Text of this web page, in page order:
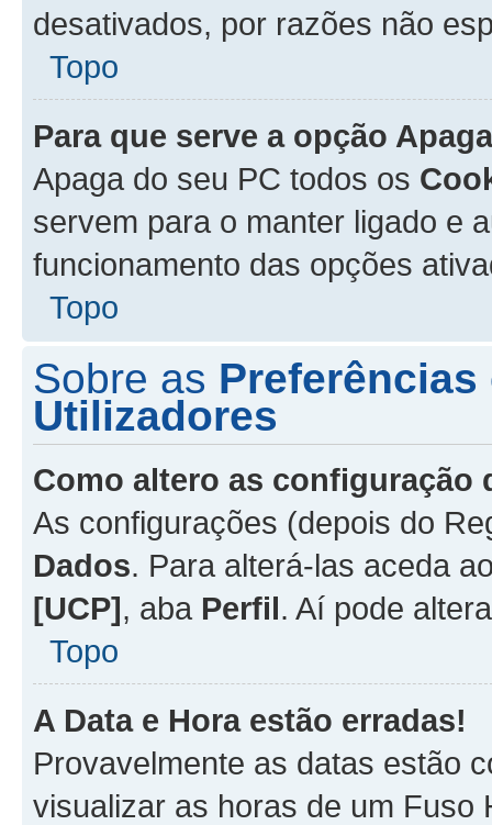
desativados, por razões não
Topo
Para que serve a opção
Apaga do seu PC todos os
servem para o manter ligado e
funcionamento das opções
Topo
Sobre as
Utilizadores
Como altero as configuração
As configurações (depois do
Dados. Para alterá-las aceda
[UCP], aba Perfil. Aí pode
Topo
A Data e Hora estão erradas!
Provavelmente as datas estão
visualizar as horas de um Fuso